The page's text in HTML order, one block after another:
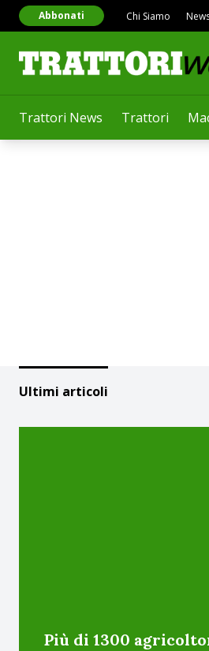
Trattori News Trattori
Abbonati Chi Siamo
Ultimi articoli
Più di 1300